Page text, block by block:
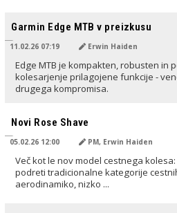
Garmin Edge MTB v preizkusu
11.02.26 07:19 Erwin Haiden
Edge MTB je kompakten, robusten in
kolesarjenje prilagojene funkcije -
drugega kompromisa.
Novi Rose Shave
05.02.26 12:00 PM, Erwin Haiden
Več kot le nov model cestnega
podreti tradicionalne kategorije
aerodinamiko, nizko ...